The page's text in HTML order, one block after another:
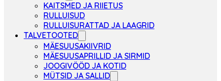
KAITSMED JA RIIETUS
RULLUISUD
RULLUISURATTAD JA LAAGRID
TALVETOOTED
MÄESUUSAKIIVRID
MÄESUUSAPRILLID JA SIRMID
JOOGIVÖÖD JA KOTID
MÜTSID JA SALLID